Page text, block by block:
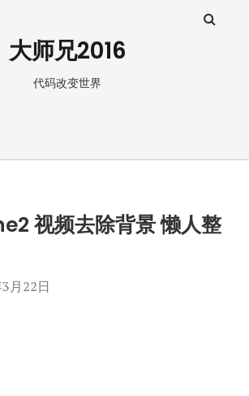
大师兄2016
代码改变世界
视频去除背景 懒人整
月22日